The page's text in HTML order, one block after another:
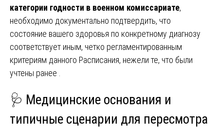
категории годности в военном комиссариате,
необходимо документально подтвердить, что
состояние вашего здоровья по конкретному диагнозу
соответствует иным, четко регламентированным
критериям данного Расписания, нежели те, что были
учтены ранее .
🩺 Медицинские основания и
типичные сценарии для пересмотра